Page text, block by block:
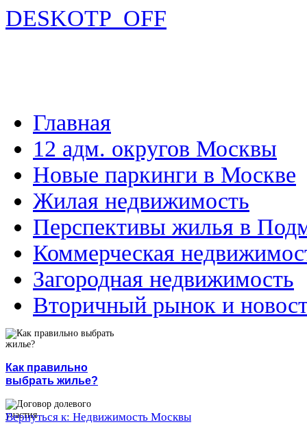
DESKOTP_OFF
Главная
12 адм. округов Москвы
Новые паркинги в Москве
Жилая недвижимость
Перспективы жилья в
Коммерческая
Загородная недвижимость
Вторичный рынок и
Как правильно
выбрать жилье?
Вернуться к: Недвижимость Москвы